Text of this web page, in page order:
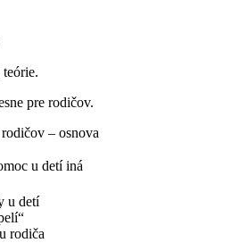
pre rodičov.
– osnova
u detí iná
u detí
rodiča